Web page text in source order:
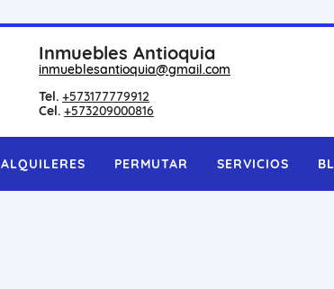
Inmuebles Antioquia
inmueblesantioquia@gmail.com
Tel. +573177779912
Cel. +573209000816
ALQUILERES PERMUTAR SERVICIOS